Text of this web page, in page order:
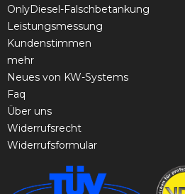
OnlyDiesel-Falschbetankung
Leistungsmessung
Kundenstimmen
mehr
Neues von KW-Systems
Faq
Über uns
Widerrufsrecht
Widerrufsformular